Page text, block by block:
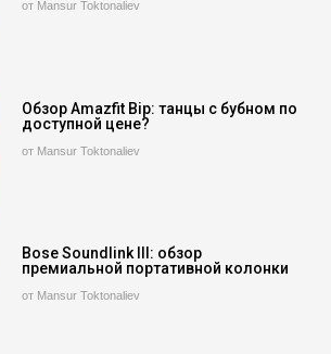
от Mansur Toktonaliev
Обзор Amazfit Bip: танцы с бубном по
доступной цене?
от Mansur Toktonaliev
Bose Soundlink III: обзор
премиальной портативной колонки
от Mansur Toktonaliev